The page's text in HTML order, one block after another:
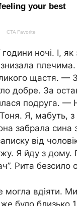
ночі. І,
щастя. —
добре. За
подруга. —
Я, мабуть,
забрала сина
від
Я йду з
Рита
вдіяти.
було близько